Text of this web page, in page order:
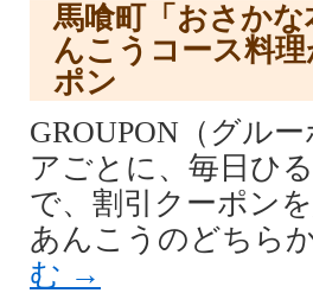
馬喰町「おさか
んこうコース料
ポン
GROUPON（グル
アごとに、毎日ひ
で、割引クーポン
あんこうのどちら
む →